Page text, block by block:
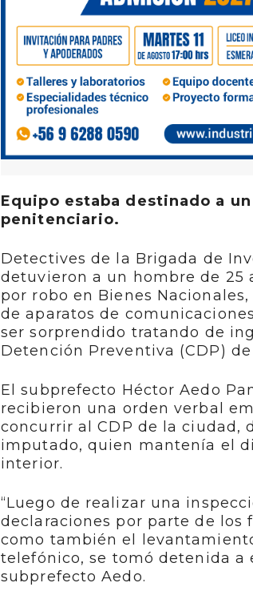
Equipo estaba destinado a
penitenciario.
Detectives de la Brigada de
detuvieron a un hombre de 25
por robo en Bienes
de aparatos de
ser sorprendido tratando de
Detención Preventiva (CDP)
El subprefecto Héctor Aedo
recibieron una orden verbal
concurrir al CDP de la ciudad,
imputado, quien mantenía el
interior.
“Luego de realizar una
declaraciones por parte de los
como también el
telefónico, se tomó detenida a
subprefecto Aedo.